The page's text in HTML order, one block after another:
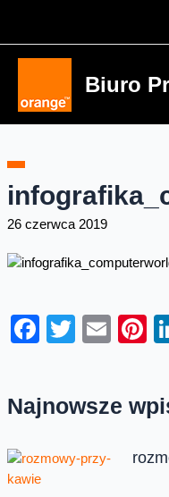
Biuro
26 czerwca 2019
Facebook
Twitter
Najnowsze